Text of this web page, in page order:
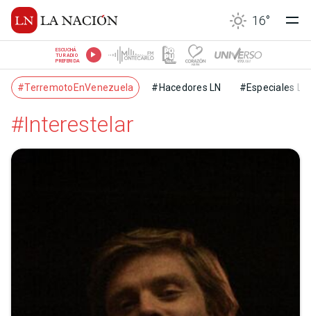
16°
ESCUCHÁ
TU RADIO
PREFERIDA
#TerremotoEnVenezuela #Hacedores LN #Especiales LN
#Interestelar